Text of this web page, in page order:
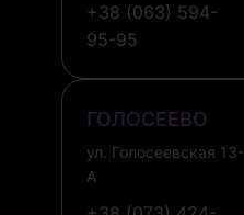
+38 (063) 594-
95-95
ГОЛОСЕЕВО
ул. Голосеевская 13-
А